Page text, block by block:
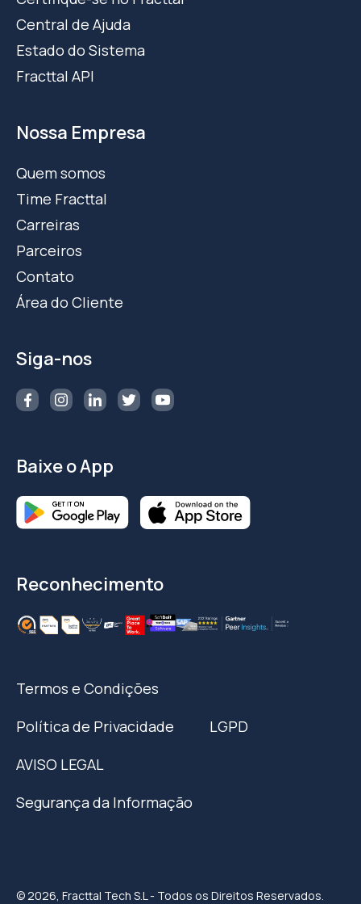
Central de Ajuda
Estado do Sistema
Fracttal API
Nossa Empresa
Quem somos
Time Fracttal
Carreiras
Parceiros
Contato
Área do Cliente
Siga-nos
Baixe o App
Reconhecimento
Termos e Condições
Política de Privacidade
LGPD
AVISO LEGAL
Segurança da Informação
© 2026, Fracttal Tech S.L - Todos os Direitos Reservados.